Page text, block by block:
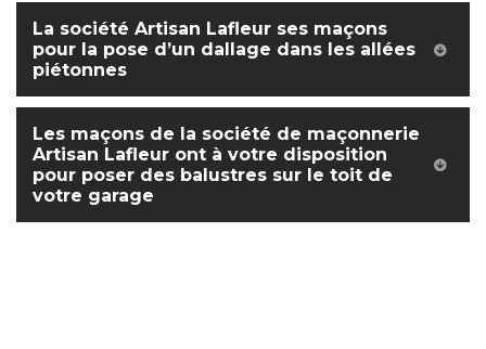
La société Artisan Lafleur ses maçons
pour la pose d’un dallage dans les allées
piétonnes
Les maçons de la société de maçonnerie
Artisan Lafleur ont à votre disposition
pour poser des balustres sur le toit de
votre garage